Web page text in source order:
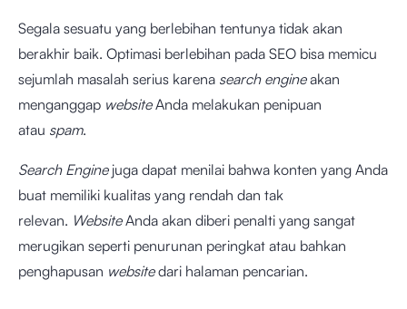
Segala sesuatu yang berlebihan tentunya tidak akan
berakhir baik. Optimasi berlebihan pada SEO bisa memicu
sejumlah masalah serius karena search engineakan
menganggap websiteAnda melakukan penipuan
atau spam.
Search Engine juga dapat menilai bahwa konten yang Anda
buat memiliki kualitas yang rendah dan tak
relevan. WebsiteAnda akan diberi penalti yang sangat
merugikan seperti penurunan peringkat atau bahkan
penghapusan websitedari halaman pencarian.